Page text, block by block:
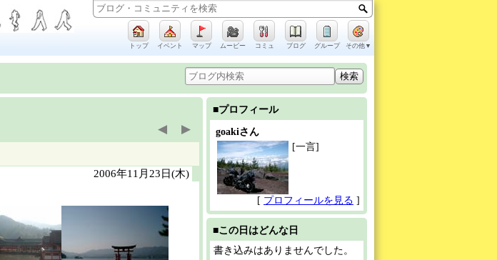
トップ イベント マップ ムービー コミュ ブログ グループ その他▼
◀
▶
2006年11月23日(木)
■プロフィール
goakiさん
[一言]
[ プロフィールを見る ]
■この日はどんな日
書き込みはありませんでした。